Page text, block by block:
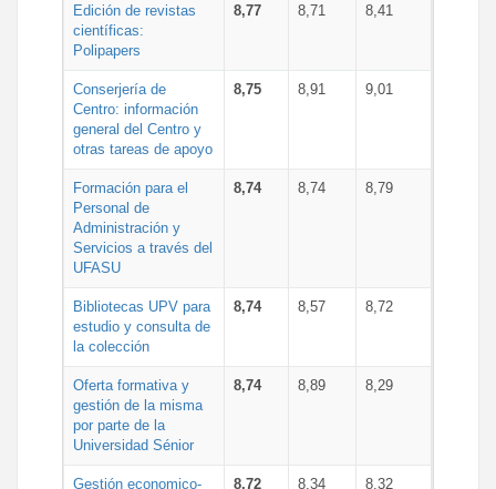
Edición de revistas
científicas:
Polipapers
8,77 8,71 8,41
Conserjería de
Centro: información
general del Centro y
otras tareas de apoyo
8,75 8,91 9,01
Formación para el
Personal de
Administración y
Servicios a través del
UFASU
8,74 8,74 8,79
Bibliotecas UPV para
estudio y consulta de
la colección
8,74 8,57 8,72
Oferta formativa y
gestión de la misma
por parte de la
Universidad Sénior
8,74 8,89 8,29
Gestión economico- 8,72 8,34 8,32